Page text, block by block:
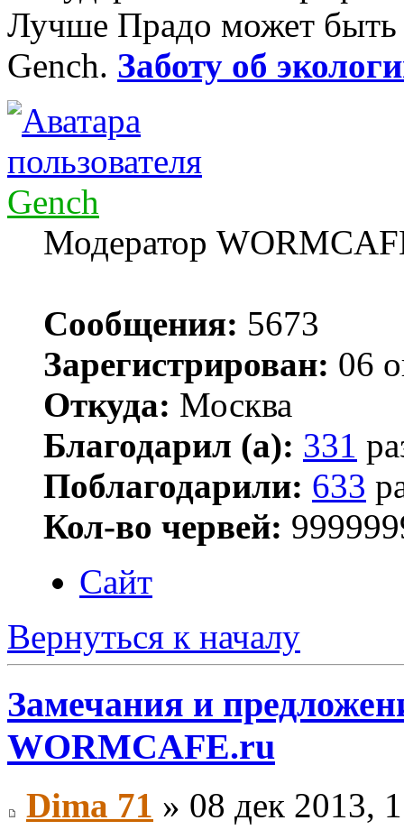
Лучше Прадо может
Gench. Заботу об
Gench
Модератор
Сообщения: 5673
Зарегистрирован: 06
Откуда: Москва
Благодарил (а): 331
Поблагодарили: 633
Кол-во червей:
Сайт
Вернуться к началу
Замечания и
WORMCAFE.ru
Dima 71 » 08 дек 2013,